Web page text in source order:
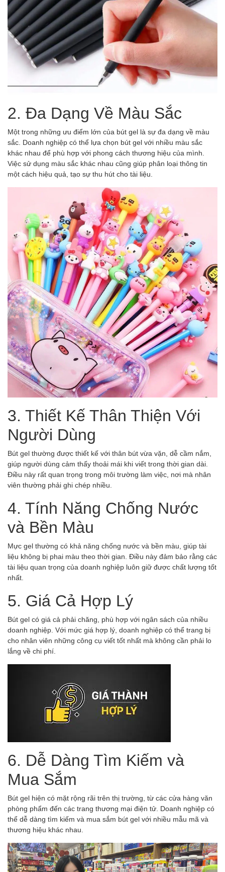
2. Đa Dạng Về Màu Sắc
Một trong những ưu điểm lớn của bút gel là sự đa dạng về màu
sắc. Doanh nghiệp có thể lựa chọn bút gel với nhiều màu sắc
khác nhau để phù hợp với phong cách thương hiệu của mình.
Việc sử dụng màu sắc khác nhau cũng giúp phân loại thông tin
một cách hiệu quả, tạo sự thu hút cho tài liệu.
3. Thiết Kế Thân Thiện Với
Người Dùng
Bút gel thường được thiết kế với thân bút vừa vặn, dễ cầm nắm,
giúp người dùng cảm thấy thoải mái khi viết trong thời gian dài.
Điều này rất quan trọng trong môi trường làm việc, nơi mà nhân
viên thường phải ghi chép nhiều.
4. Tính Năng Chống Nước
và Bền Màu
Mực gel thường có khả năng chống nước và bền màu, giúp tài
liệu không bị phai màu theo thời gian. Điều này đảm bảo rằng các
tài liệu quan trọng của doanh nghiệp luôn giữ được chất lượng tốt
nhất.
5. Giá Cả Hợp Lý
Bút gel có giá cả phải chăng, phù hợp với ngân sách của nhiều
doanh nghiệp. Với mức giá hợp lý, doanh nghiệp có thể trang bị
cho nhân viên những công cụ viết tốt nhất mà không cần phải lo
lắng về chi phí.
6. Dễ Dàng Tìm Kiếm và
Mua Sắm
Bút gel hiện có mặt rộng rãi trên thị trường, từ các cửa hàng văn
phòng phẩm đến các trang thương mại điện tử. Doanh nghiệp có
thể dễ dàng tìm kiếm và mua sắm bút gel với nhiều mẫu mã và
thương hiệu khác nhau.